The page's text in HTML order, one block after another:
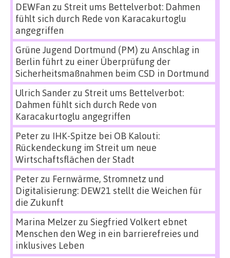
DEWFan zu Streit ums Bettelverbot: Dahmen
fühlt sich durch Rede von Karacakurtoglu
angegriffen
Grüne Jugend Dortmund (PM) zu Anschlag in
Berlin führt zu einer Überprüfung der
Sicherheitsmaßnahmen beim CSD in Dortmund
Ulrich Sanderzu Streit ums Bettelverbot:
Dahmen fühlt sich durch Rede von
Karacakurtoglu angegriffen
Peterzu IHK-Spitze bei OB Kalouti:
Rückendeckung im Streit um neue
Wirtschaftsflächen der Stadt
Peterzu Fernwärme, Stromnetz und
Digitalisierung: DEW21 stellt die Weichen für
die Zukunft
Marina Melzerzu Siegfried Volkert ebnet
Menschen den Weg in ein barrierefreies und
inklusives Leben